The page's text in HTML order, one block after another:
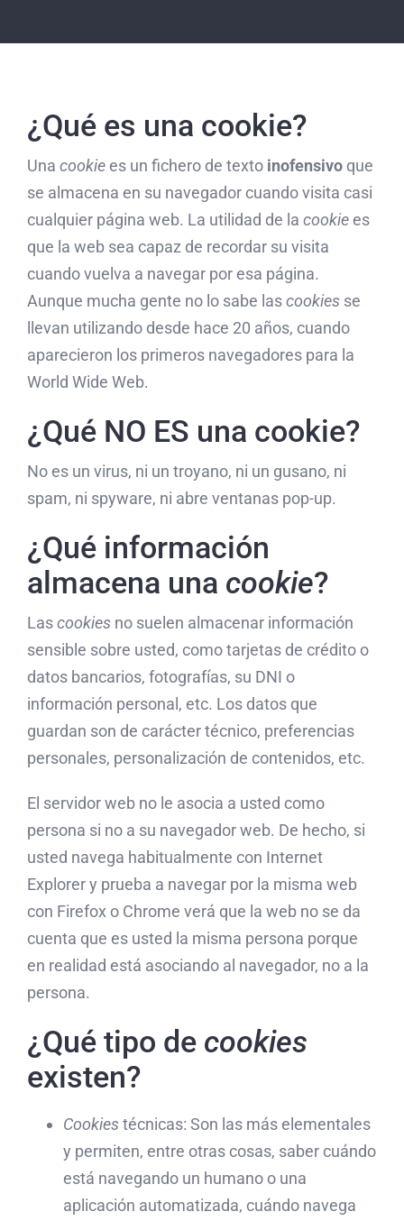
to
¿Qué es una cookie?
Una cookiees un fichero de texto inofensivo que
se almacena en su navegador cuando visita casi
cualquier página web. La utilidad de la cookiees
que la web sea capaz de recordar su visita
cuando vuelva a navegar por esa página.
Aunque mucha gente no lo sabe lascookies se
llevan utilizando desde hace 20 años, cuando
aparecieron los primeros navegadores para la
World Wide Web.
¿Qué NO ES una cookie?
No es un virus, ni un troyano, ni un gusano, ni
spam, ni spyware, ni abre ventanas pop-up.
¿Qué información
almacena una cookie?
Lascookies no suelen almacenar información
sensible sobre usted, como tarjetas de crédito o
datos bancarios, fotografías, su DNI o
información personal, etc. Los datos que
guardan son de carácter técnico, preferencias
personales, personalización de contenidos, etc.
El servidor web no le asocia a usted como
persona si no a su navegador web. De hecho, si
usted navega habitualmente con Internet
Explorer y prueba a navegar por la misma web
con Firefox o Chrome verá que la web no se da
cuenta que es usted la misma persona porque
en realidad está asociando al navegador, no a la
persona.
¿Qué tipo de cookies
existen?
Cookiestécnicas: Son las más elementales
y permiten, entre otras cosas, saber cuándo
está navegando un humano o una
aplicación automatizada, cuándo navega